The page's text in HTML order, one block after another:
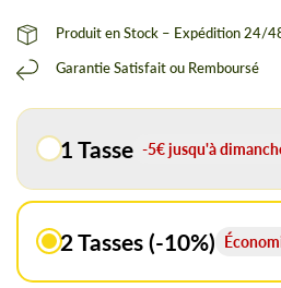
Produit en Stock – Expédition 24/
Garantie Satisfait ou Remboursé
1 Tasse -5€ jusqu'à
2 Tasses (-10%)